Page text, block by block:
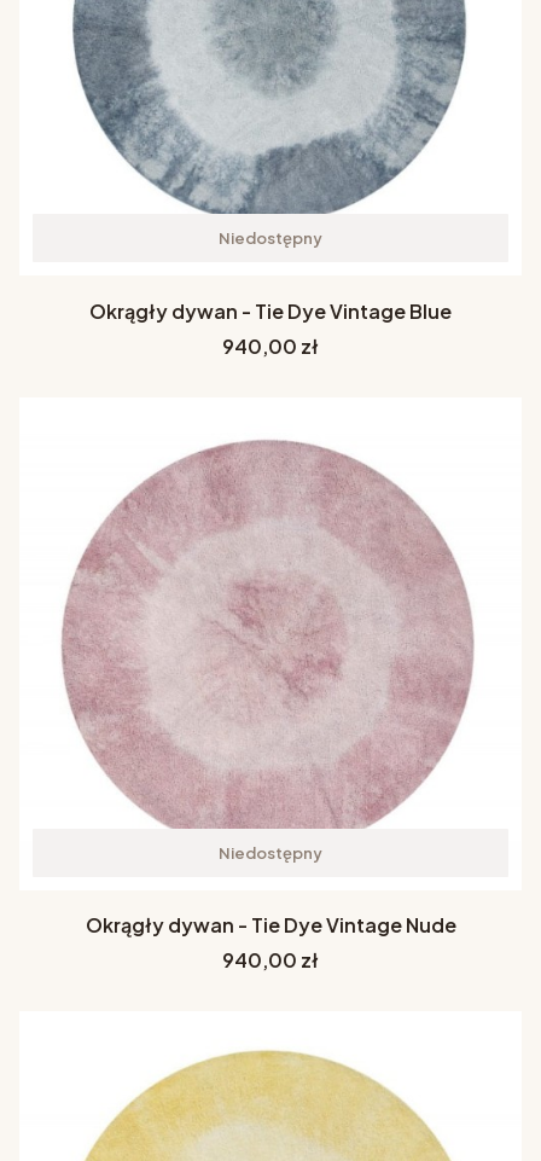
Niedostępny
Okrągły dywan - Tie Dye Vintage Blue
Cena
940,00 zł
Niedostępny
Okrągły dywan - Tie Dye Vintage Nude
Cena
940,00 zł